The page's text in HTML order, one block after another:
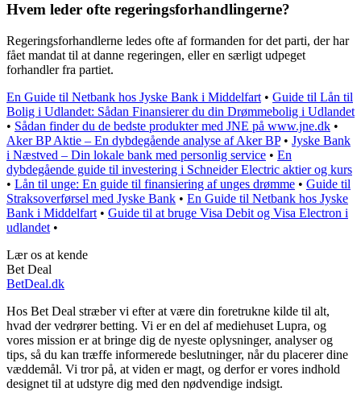
Hvem leder ofte regeringsforhandlingerne?
Regeringsforhandlerne ledes ofte af formanden for det parti, der har
fået mandat til at danne regeringen, eller en særligt udpeget
forhandler fra partiet.
En Guide til Netbank hos Jyske Bank i Middelfart • Guide til Lån til
Bolig i Udlandet: Sådan Finansierer du din Drømmebolig i Udlandet
• Sådan finder du de bedste produkter med JNE på www.jne.dk •
Aker BP Aktie – En dybdegående analyse af Aker BP• Jyske Bank
i Næstved – Din lokale bank med personlig service • En
dybdegående guide til investering i Schneider Electric aktier og kurs
• Lån til unge: En guide til finansiering af unges drømme • Guide til
Straksoverførsel med Jyske Bank • En Guide til Netbank hos Jyske
Bank i Middelfart • Guide til at bruge Visa Debit og Visa Electron i
udlandet •
Lær os at kende
Bet Deal
BetDeal.dk
Hos Bet Deal stræber vi efter at være din foretrukne kilde til alt,
hvad der vedrører betting. Vi er en del af mediehuset Lupra, og
vores mission er at bringe dig de nyeste oplysninger, analyser og
tips, så du kan træffe informerede beslutninger, når du placerer dine
væddemål. Vi tror på, at viden er magt, og derfor er vores indhold
designet til at udstyre dig med den nødvendige indsigt.